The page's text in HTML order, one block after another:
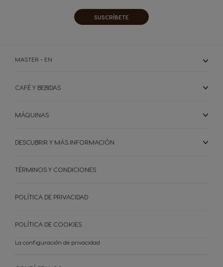
SUSCRÍBETE
MASTER - EN
CAFÉ Y BEBIDAS
MÁQUINAS
DESCUBRIR Y MÁS INFORMACIÓN
TÉRMINOS Y CONDICIONES
POLÍTICA DE PRIVACIDAD
POLÍTICA DE COOKIES
La configuración de privacidad